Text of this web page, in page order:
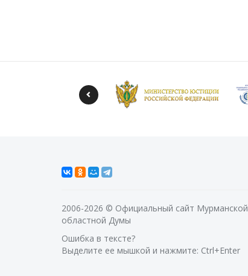
2006-2026 © Официальный сайт Мурманской
областной Думы
Ошибка в тексте?
Выделите ее мышкой и нажмите: Ctrl+Enter